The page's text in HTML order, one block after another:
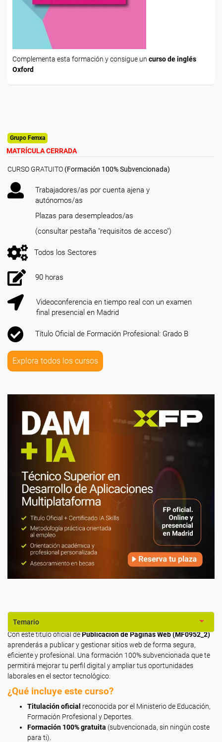
Complementa esta formación y consigue un curso de inglés
Oxford
Grupo Femxa
MATRÍCULA CERRADA
CURSO GRATUITO (Formación 100% Subvencionada)
Trabajadores/as por cuenta ajena y
autónomos/as
Plazas para desempleados/as
(consultar pestaña "requisitos de acceso")
Todos los Sectores
90 horas
Videoconferencia en tiempo real con un examen
final presencial en Madrid
Título Oficial de Formación Profesional: Grado B
Explora todos los cursos
Temario
Con este título oficial dePublicación de Páginas Web (MF0952_2)
aprenderás a publicar y gestionar sitios web de forma segura,
eficiente y profesional. Una formación 100% subvencionada que te
permitirá mejorar tu perfil digital y ampliar tus oportunidades
laborales en el sector tecnológico.
¿Qué incluye este curso?
Titulación oficial reconocida por el Ministerio de Educación,
Formación Profesional y Deportes.
Formación 100% gratuita (subvencionada, sin ningún coste
para ti).